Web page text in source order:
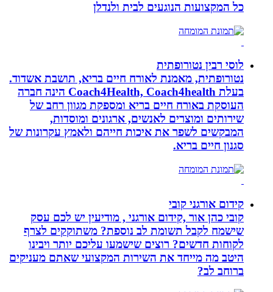
כל המקצועות הנוגעים לבית ולנדלן
לוסי רבין נטורופתית
נטורופתית, מאמנת לאורח חיים בריא, תושבת אשדוד.
בעלת Coach4Health, Coach4health הינה חברה
העוסקת באורח חיים בריא ומספקת מגוון רחב של
שירותים ומוצרים לאנשים, ארגונים ומוסדות,
המבקשים לשפר את איכות חייהם ולאמץ עקרונות של
סגנון חיים בריא.
קידום אורגני קובי
קובי כהן אור ,קידום אורגני , מודיעין יש לכם עסק
שישמח לקבל תשומת לב נוספת? משתוקקים לצרף
לקוחות חדשים? רוצים שישמעו עליכם יותר ויבינו
היטב מה מייחד את השירות המקצועי שאתם מעניקים
ברוחב לב?